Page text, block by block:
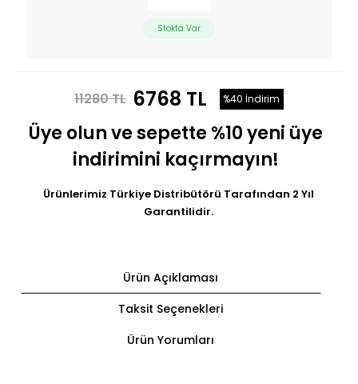
Stokta Var
11280 TL 6768 TL %40 İndirim
Üye olun ve sepette %10 yeni üye
indirimini kaçırmayın!
Ürünlerimiz Türkiye Distribütörü Tarafından 2 Yıl
Garantilidir.
Ürün Açıklaması
Taksit Seçenekleri
Ürün Yorumları